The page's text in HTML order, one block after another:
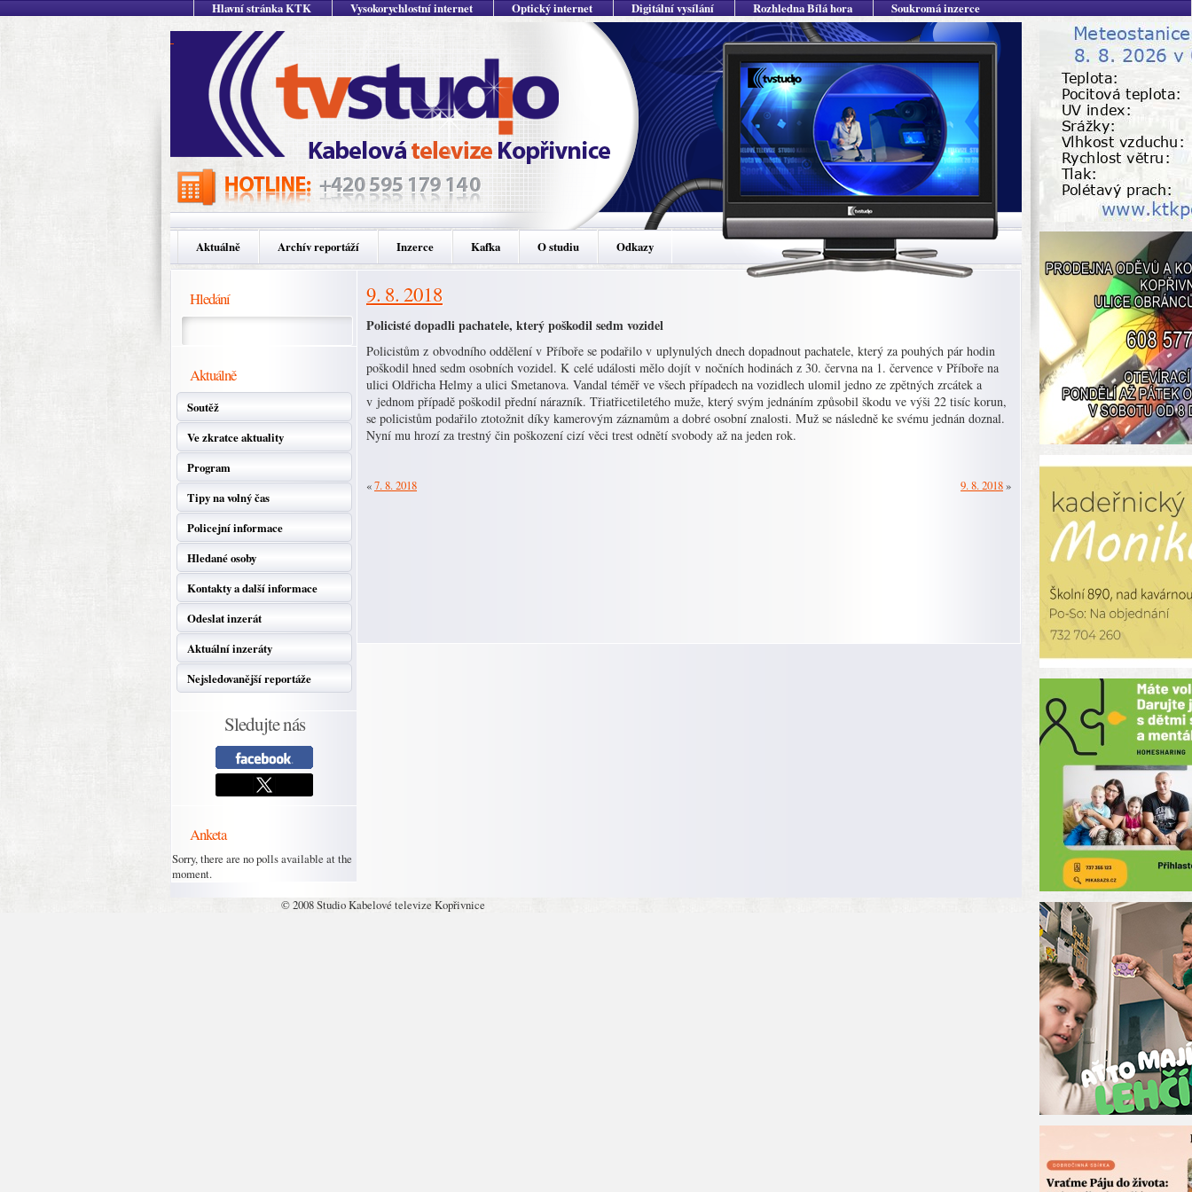
Hlavní stránka KTK Vysokorychlostní internet Optický internet Digitální vysílání Rozhledna Bílá hora Soukromá inzerce
Aktuálně Archív reportáží Inzerce Kafka O studiu Odkazy
Hledání
Aktuálně
Soutěž
Ve zkratce aktuality
Program
Tipy na volný čas
Policejní informace
Hledané osoby
Kontakty a další informace
Odeslat inzerát
Aktuální inzeráty
Nejsledovanější reportáže
Sledujte nás
Anketa
Sorry, there are no polls available at the
moment.
9. 8. 2018
Policisté dopadli pachatele, který poškodil sedm vozidel
Policistům z obvodního oddělení v Příboře se podařilo v uplynulých dnech dopadnout pachatele, který za pouhých pár hodin
poškodil hned sedm osobních vozidel. K celé události mělo dojít v nočních hodinách z 30. června na 1. července v Příboře na
ulici Oldřicha Helmy a ulici Smetanova. Vandal téměř ve všech případech na vozidlech ulomil jedno ze zpětných zrcátek a
v jednom případě poškodil přední nárazník. Třiatřicetiletého muže, který svým jednáním způsobil škodu ve výši 22 tisíc korun,
se policistům podařilo ztotožnit díky kamerovým záznamům a dobré osobní znalosti. Muž se následně ke svému jednán doznal.
Nyní mu hrozí za trestný čin poškození cizí věci trest odnětí svobody až na jeden rok.
«7. 8. 2018 9. 8. 2018»
© 2008 Studio Kabelové televize Kopřivnice